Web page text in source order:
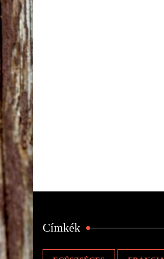
Címkék